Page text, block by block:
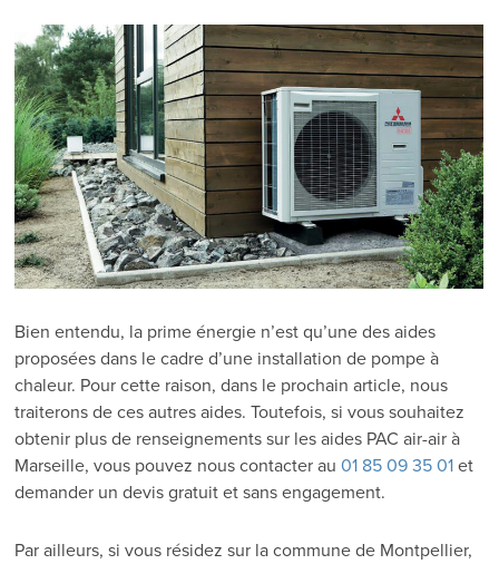
Bien entendu, la prime énergie n’est qu’une des aides
proposées dans le cadre d’une installation de pompe à
chaleur. Pour cette raison, dans le prochain article, nous
traiterons de ces autres aides. Toutefois, si vous souhaitez
obtenir plus de renseignements sur les aides PAC air-air à
Marseille, vous pouvez nous contacter au01 85 09 35 01 et
demander un devis gratuit et sans engagement.
Par ailleurs, si vous résidez sur la commune de Montpellier,